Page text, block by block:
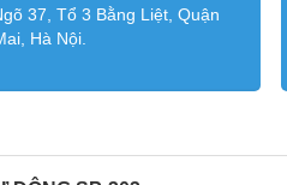
37, Tổ 3 Bằng Liệt, Quận
Hà Nội.